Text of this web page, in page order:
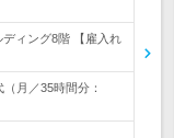
ィング8階 【雇入れ
月／35時間分：